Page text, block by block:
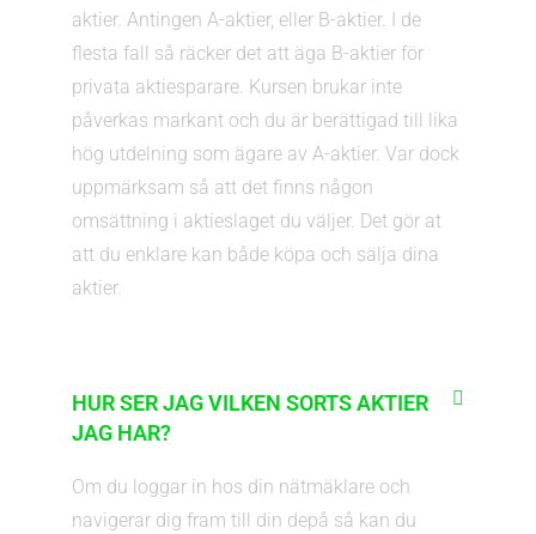
aktier. Antingen A-aktier, eller B-aktier. I de
flesta fall så räcker det att äga B-aktier för
privata aktiesparare. Kursen brukar inte
påverkas markant och du är berättigad till lika
hög utdelning som ägare av A-aktier. Var dock
uppmärksam så att det finns någon
omsättning i aktieslaget du väljer. Det gör at
att du enklare kan både köpa och sälja dina
aktier.
HUR SER JAG VILKEN SORTS AKTIER
JAG HAR?
Om du loggar in hos din nätmäklare och
navigerar dig fram till din depå så kan du